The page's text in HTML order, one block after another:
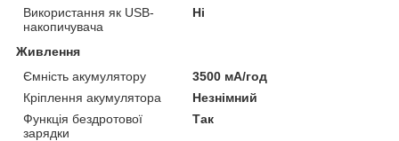
Використання як USB-
накопичувача
Ні
Живлення
Ємність акумулятору
3500 мА/год
Кріплення акумулятора
Незнімний
Функція бездротової
зарядки
Так